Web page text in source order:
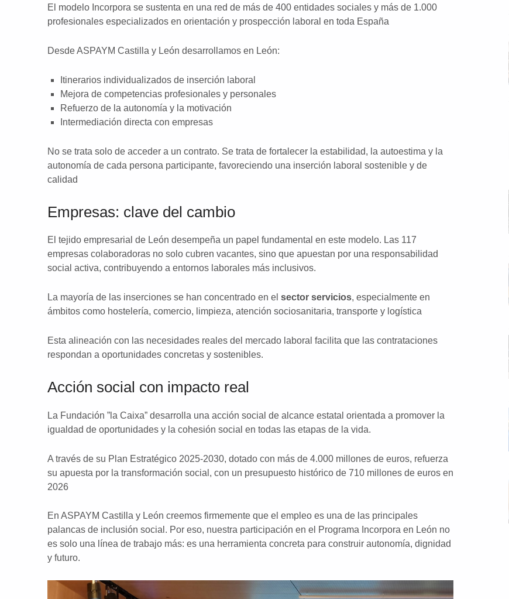
El modelo Incorpora se sustenta en una red de más de 400 entidades sociales y más de 1.000
profesionales especializados en orientación y prospección laboral en toda España
Desde ASPAYM Castilla y León desarrollamos en León:
Itinerarios individualizados de inserción laboral
Mejora de competencias profesionales y personales
Refuerzo de la autonomía y la motivación
Intermediación directa con empresas
No se trata solo de acceder a un contrato. Se trata de fortalecer la estabilidad, la autoestima y la
autonomía de cada persona participante, favoreciendo una inserción laboral sostenible y de
calidad
Empresas: clave del cambio
El tejido empresarial de León desempeña un papel fundamental en este modelo. Las 117
empresas colaboradoras no solo cubren vacantes, sino que apuestan por una responsabilidad
social activa, contribuyendo a entornos laborales más inclusivos.
La mayoría de las inserciones se han concentrado en el sector servicios, especialmente en
ámbitos como hostelería, comercio, limpieza, atención sociosanitaria, transporte y logística
Esta alineación con las necesidades reales del mercado laboral facilita que las contrataciones
respondan a oportunidades concretas y sostenibles.
Acción social con impacto real
La Fundación ”la Caixa” desarrolla una acción social de alcance estatal orientada a promover la
igualdad de oportunidades y la cohesión social en todas las etapas de la vida.
A través de su Plan Estratégico 2025-2030, dotado con más de 4.000 millones de euros, refuerza
su apuesta por la transformación social, con un presupuesto histórico de 710 millones de euros en
2026
En ASPAYM Castilla y León creemos firmemente que el empleo es una de las principales
palancas de inclusión social. Por eso, nuestra participación en el Programa Incorpora en León no
es solo una línea de trabajo más: es una herramienta concreta para construir autonomía, dignidad
y futuro.